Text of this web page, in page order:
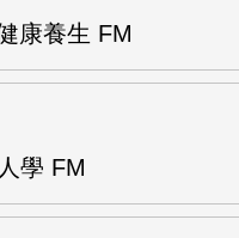
康養生 FM
學 FM